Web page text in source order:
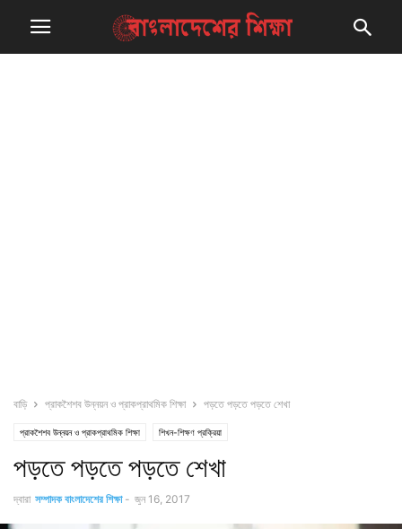
বাড়ি প্রাকশৈশব উন্নয়ন ও প্রাকপ্রাথমিক শিক্ষা পড়তে পড়তে পড়তে শেখা
প্রাকশৈশব উন্নয়ন ও প্রাকপ্রাথমিক শিক্ষা শিখন-শিক্ষণ প্রক্রিয়া
পড়তে পড়তে পড়তে শেখা
দ্বারা সম্পাদক বাংলাদেশের শিক্ষা - জুন 16, 2017